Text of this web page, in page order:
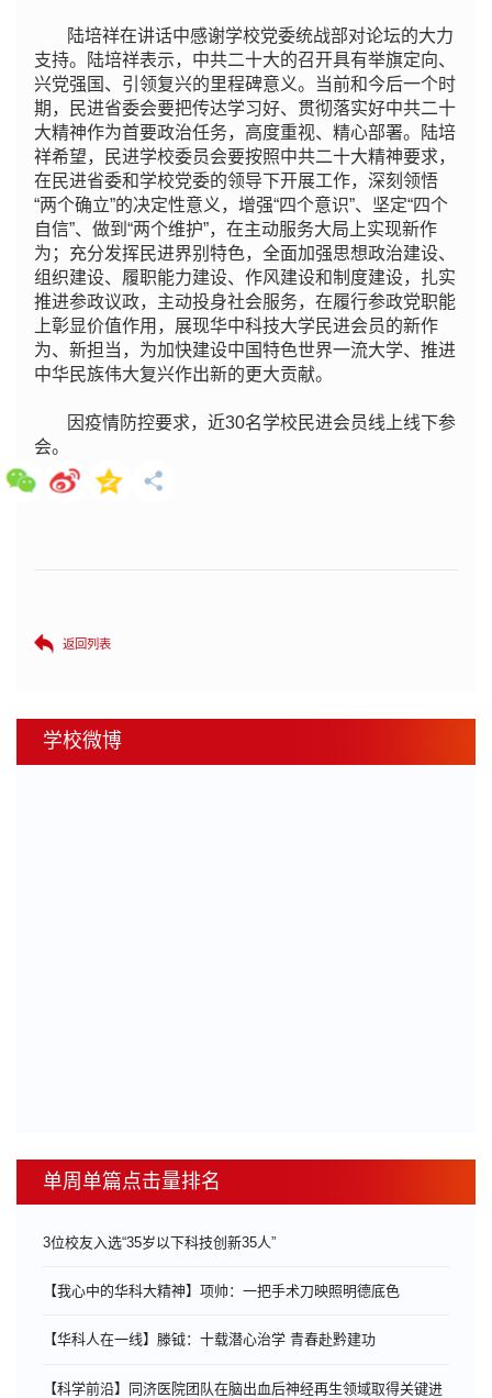
陆培祥在讲话中感谢学校党委统战部对论坛的大力
支持。陆培祥表示，中共二十大的召开具有举旗定向、
兴党强国、引领复兴的里程碑意义。当前和今后一个时
期，民进省委会要把传达学习好、贯彻落实好中共二十
大精神作为首要政治任务，高度重视、精心部署。陆培
祥希望，民进学校委员会要按照中共二十大精神要求，
在民进省委和学校党委的领导下开展工作，深刻领悟
“两个确立”的决定性意义，增强“四个意识”、坚定“四个
自信”、做到“两个维护”，在主动服务大局上实现新作
为；充分发挥民进界别特色，全面加强思想政治建设、
组织建设、履职能力建设、作风建设和制度建设，扎实
推进参政议政，主动投身社会服务，在履行参政党职能
上彰显价值作用，展现华中科技大学民进会员的新作
为、新担当，为加快建设中国特色世界一流大学、推进
中华民族伟大复兴作出新的更大贡献。
因疫情防控要求，近30名学校民进会员线上线下参
会。
返回列表
学校微博
单周单篇点击量排名
3位校友入选“35岁以下科技创新35人”
【我心中的华科大精神】项帅：一把手术刀映照明德底色
【华科人在一线】滕钺：十载潜心治学 青春赴黔建功
【科学前沿】同济医院团队在脑出血后神经再生领域取得关键进